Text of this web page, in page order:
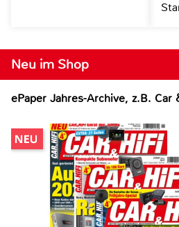
Neu im Shop
ePaper Jahres-Archive, z.B. Car